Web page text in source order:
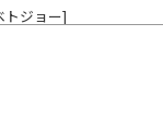
トジョー]